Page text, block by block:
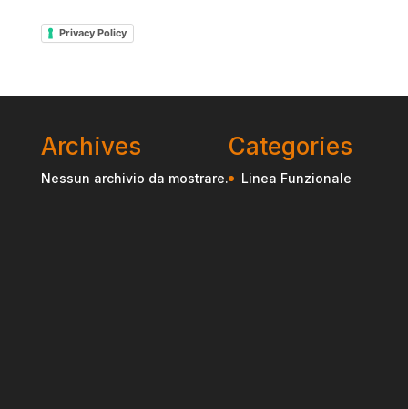
Privacy Policy
Archives
Nessun archivio da mostrare.
Categories
Linea Funzionale